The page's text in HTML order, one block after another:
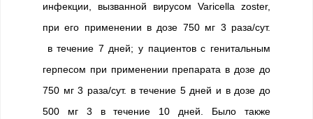
инфекции, вызванной вирусом Varicella zoster,
при его применении в дозе 750 мг 3 раза/сут.
в течение 7 дней; у пациентов с генитальным
герпесом при применении препарата в дозе до
750 мг 3 раза/сут. в течение 5 дней и в дозе до
500 мг 3 в течение 10 дней. Было также